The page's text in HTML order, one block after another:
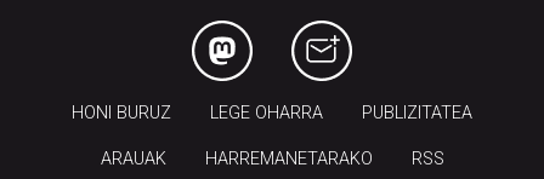
HONI BURUZ LEGE OHARRA PUBLIZITATEA
ARAUAK HARREMANETARAKO RSS